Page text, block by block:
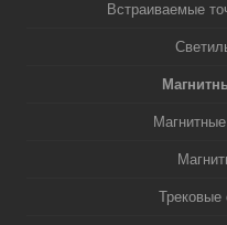
Встраиваемые
Трековые